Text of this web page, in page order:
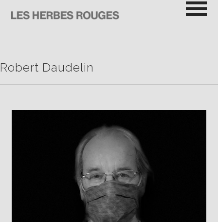
contenu
Robert Daudelin